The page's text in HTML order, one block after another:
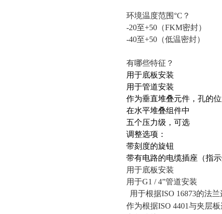
环境温度范围°C？
-20至+50（FKM密封）
-40至+50（低温密封）
有哪些特征？
用于底板安装
用于管道安装
作为垂直堆叠元件，孔的
在水平堆叠组件中
五个压力级，可选
调整选项：
带刻度的旋钮
带有电路的电缆插座（指
用于底板安装
用于G1 / 4”管道安装
用于根据ISO 16873的法
作为根据ISO 4401与夹层